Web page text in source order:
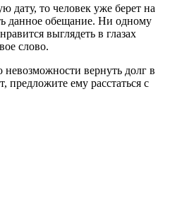
дату, то человек уже берет на
данное обещание. Ни одному
выглядеть в глазах
слово.
вернуть долг в
предложите ему расстаться с